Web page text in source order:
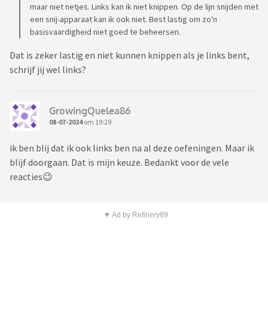
maar niet netjes. Links kan ik niet knippen. Op de lijn snijden met
een snij-apparaat kan ik ook niet. Best lastig om zo'n
basisvaardigheid niet goed te beheersen.
Dat is zeker lastig en niet kunnen knippen als je links bent,
schrijf jij wel links?
GrowingQuelea86
08-07-2024om 19:29
ik ben blij dat ik ook links ben na al deze oefeningen. Maar ik
blijf doorgaan. Dat is mijn keuze. Bedankt voor de vele
reacties😉
▼ Ad by Refinery89